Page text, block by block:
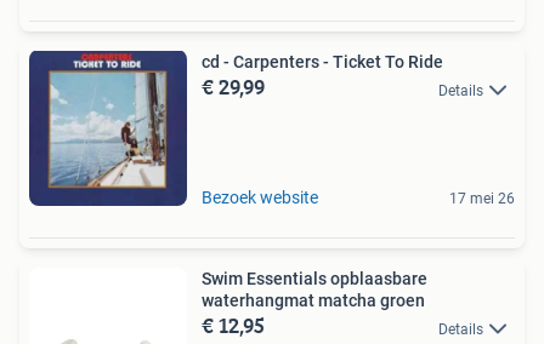
cd - Carpenters - Ticket To Ride
€ 29,99 Details
Bezoek website 17 mei 26
Swim Essentials opblaasbare
waterhangmat matcha groen
€ 12,95 Details